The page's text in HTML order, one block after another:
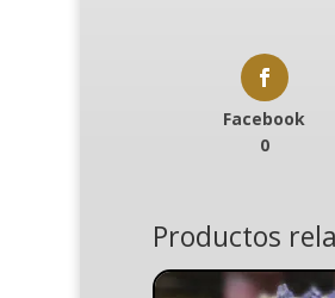
Facebook
0
Productos